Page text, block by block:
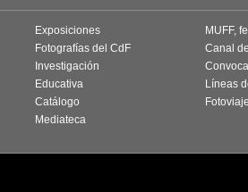
Exposiciones
Fotografías del CdF
Investigación
Educativa
Catálogo
Mediateca
MUFF,
Canal
Líneas